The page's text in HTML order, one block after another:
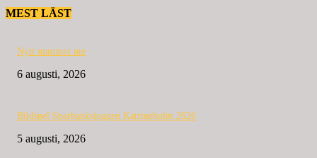
MEST LÄST
Nytt nummer ute
6 augusti, 2026
Bildspel Sparbanksjoggen Katrineholm 2026
5 augusti, 2026